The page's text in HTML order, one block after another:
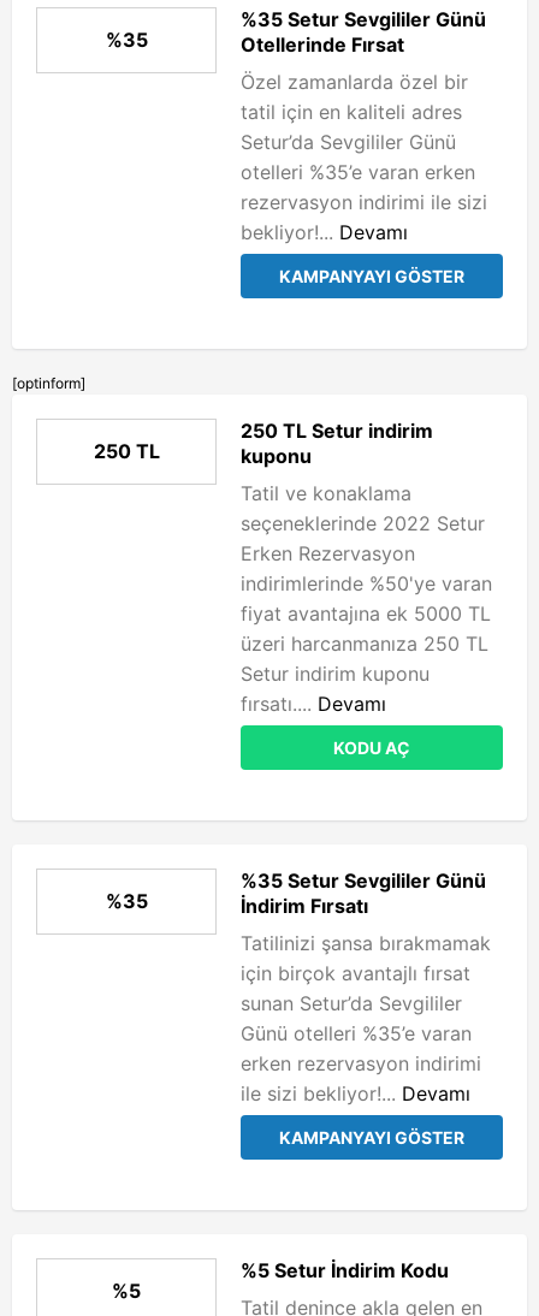
%35
%35 Setur Sevgililer Günü
Otellerinde Fırsat
Özel zamanlarda özel bir
tatil için en kaliteli adres
Setur’da Sevgililer Günü
otelleri %35’e varan erken
rezervasyon indirimi ile sizi
bekliyor!... Devamı
KAMPANYAYI GÖSTER
[optinform]
250 TL
250 TL Setur indirim
kuponu
Tatil ve konaklama
seçeneklerinde 2022 Setur
Erken Rezervasyon
indirimlerinde %50'ye varan
fiyat avantajına ek 5000 TL
üzeri harcanmanıza 250 TL
Setur indirim kuponu
fırsatı.... Devamı
KODU AÇ
%35
%35 Setur Sevgililer Günü
İndirim Fırsatı
Tatilinizi şansa bırakmamak
için birçok avantajlı fırsat
sunan Setur’da Sevgililer
Günü otelleri %35’e varan
erken rezervasyon indirimi
ile sizi bekliyor!... Devamı
KAMPANYAYI GÖSTER
%5
%5 Setur İndirim Kodu
Tatil denince akla gelen en